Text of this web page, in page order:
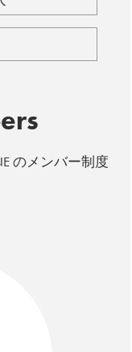
のメンバー制度